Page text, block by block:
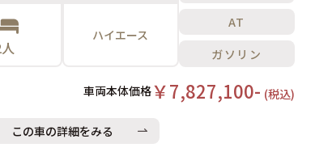
ハイエース
AT
ガソリン
車両本体価格￥7,827,100- (税込)
この車の詳細をみる